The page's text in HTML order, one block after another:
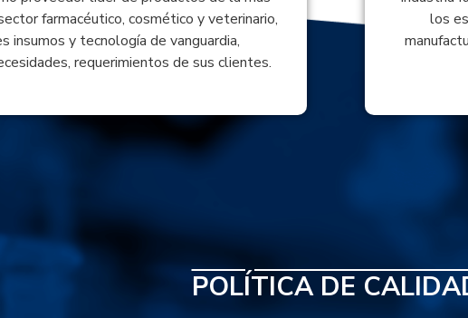
farmacéutico, cosmético y veterinario,
insumos y tecnología de vanguardia,
requerimientos de sus clientes.
los
POLÍTICA DE